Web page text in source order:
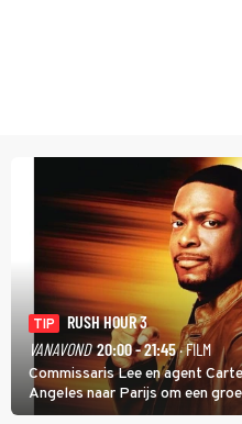
TIP
RUSH HOUR 3
VANAVOND 20:00 - 21:45· FILM
Commissaris Lee en agent
Angeles naar Parijs om een
hand aan te pakken.